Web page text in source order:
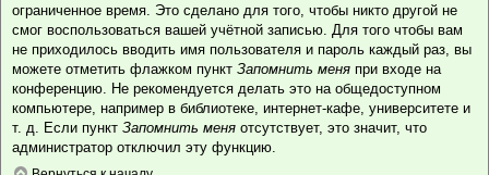
ограниченное время. Это сделано для того, чтобы никто другой не
смог воспользоваться вашей учётной записью. Для того чтобы вам
не приходилось вводить имя пользователя и пароль каждый раз, вы
можете отметить флажком пункт Запомнить меня при входе на
конференцию. Не рекомендуется делать это на общедоступном
компьютере, например в библиотеке, интернет-кафе, университете и
т. д. Если пункт Запомнить меня отсутствует, это значит, что
администратор отключил эту функцию.